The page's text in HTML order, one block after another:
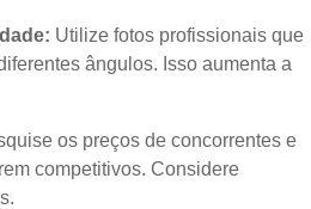
Utilize fotos profissionais que
ângulos. Isso aumenta a
os preços de concorrentes e
competitivos. Considere